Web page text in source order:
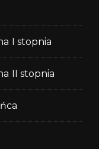
I stopnia
II stopnia